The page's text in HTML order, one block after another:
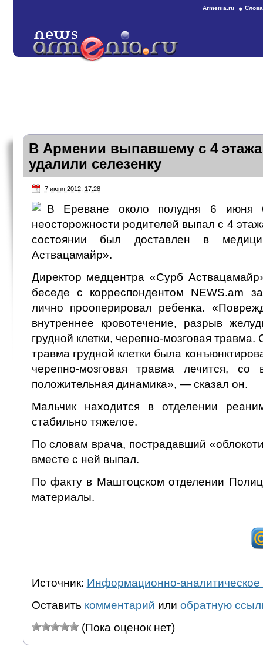
Armenia.ru
В Армении выпавшему с 4 этажа
удалили селезенку
7 июня 2012, 17:28
В Ереване около полудня 6 июня
неосторожности родителей выпал с 4
состоянии был доставлен в
Аствацамайр».
Директор медцентра «Сурб
беседе с корреспондентом NEWS.am
лично прооперировал ребенка.
внутреннее кровотечение, разрыв
грудной клетки, черепно-мозговая
травма грудной клетки была
черепно-мозговая травма лечится, со
положительная динамика», — сказал он.
Мальчик находится в отделении
стабильно тяжелое.
По словам врача, пострадавший
вместе с ней выпал.
По факту в Маштоцском отделении
материалы.
Источник: Информационно-аналитическое
Оставить комментарий или обратную
(Пока оценок нет)